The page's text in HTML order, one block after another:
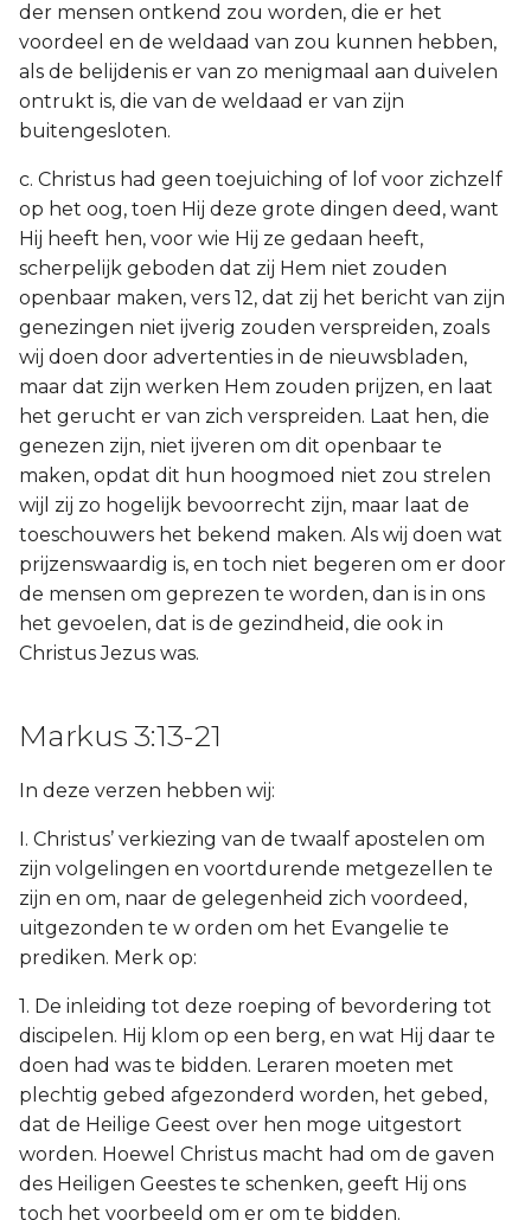
der mensen ontkend zou worden, die er het
voordeel en de weldaad van zou kunnen hebben,
als de belijdenis er van zo menigmaal aan duivelen
ontrukt is, die van de weldaad er van zijn
buitengesloten.
c. Christus had geen toejuiching of lof voor zichzelf
op het oog, toen Hij deze grote dingen deed, want
Hij heeft hen, voor wie Hij ze gedaan heeft,
scherpelijk geboden dat zij Hem niet zouden
openbaar maken, vers 12, dat zij het bericht van zijn
genezingen niet ijverig zouden verspreiden, zoals
wij doen door advertenties in de nieuwsbladen,
maar dat zijn werken Hem zouden prijzen, en laat
het gerucht er van zich verspreiden. Laat hen, die
genezen zijn, niet ijveren om dit openbaar te
maken, opdat dit hun hoogmoed niet zou strelen
wijl zij zo hogelijk bevoorrecht zijn, maar laat de
toeschouwers het bekend maken. Als wij doen wat
prijzenswaardig is, en toch niet begeren om er door
de mensen om geprezen te worden, dan is in ons
het gevoelen, dat is de gezindheid, die ook in
Christus Jezus was.
Markus 3:13-21
In deze verzen hebben wij:
I. Christus’ verkiezing van de twaalf apostelen om
zijn volgelingen en voortdurende metgezellen te
zijn en om, naar de gelegenheid zich voordeed,
uitgezonden te w orden om het Evangelie te
prediken. Merk op:
1. De inleiding tot deze roeping of bevordering tot
discipelen. Hij klom op een berg, en wat Hij daar te
doen had was te bidden. Leraren moeten met
plechtig gebed afgezonderd worden, het gebed,
dat de Heilige Geest over hen moge uitgestort
worden. Hoewel Christus macht had om de gaven
des Heiligen Geestes te schenken, geeft Hij ons
toch het voorbeeld om er om te bidden.